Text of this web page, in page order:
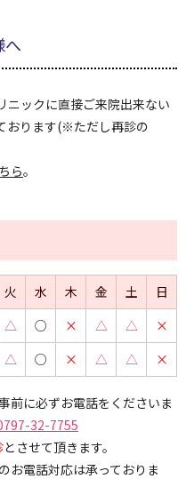
へ
ニックに直接ご来院出来ない
おります(※ただし再診の
ら。
火 水 木 金 土
日
△ ○ × △ △
×
△ ○ × △ △ ×
前に必ずお電話をくださいま
32-7755
とさせて頂きます。
お電話対応は承っておりま